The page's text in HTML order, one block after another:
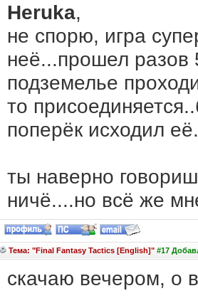
Heruka,
не спорю, игра
неё...прошел разов
подземелье
то
поперёк исходил
ты наверно
ничё....но всё же
Тема: "Final Fantasy Tactics [English]"#17
скачаю вечером, о